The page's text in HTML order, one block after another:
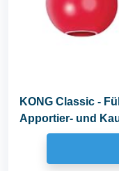
KONG Classic -
Apportier- und